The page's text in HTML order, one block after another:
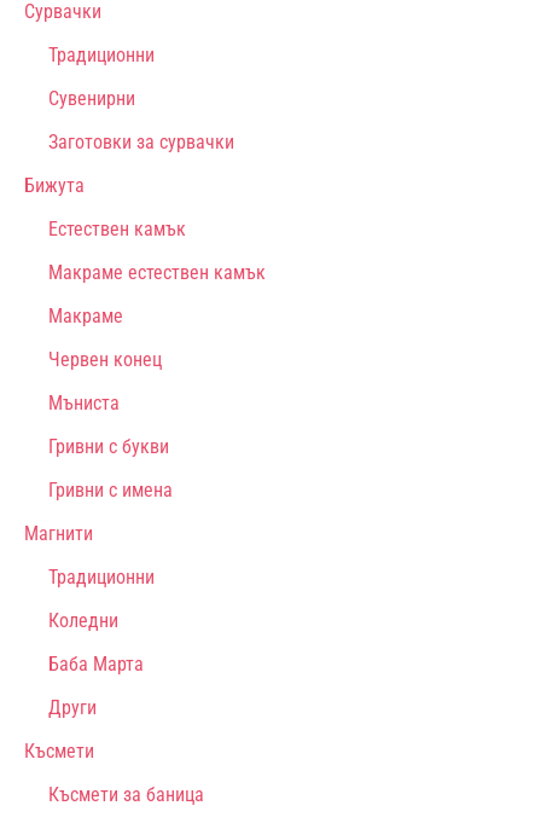
Сурвачки
Традиционни
Сувенирни
Заготовки за сурвачки
Бижута
Естествен камък
Макраме естествен камък
Макраме
Червен конец
Мъниста
Гривни с букви
Гривни с имена
Магнити
Традиционни
Коледни
Баба Марта
Други
Късмети
Късмети за баница